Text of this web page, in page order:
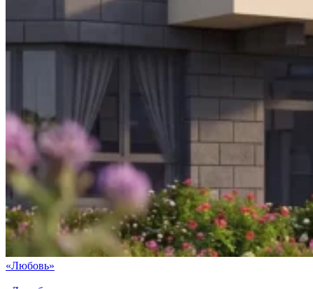
«Любовь»